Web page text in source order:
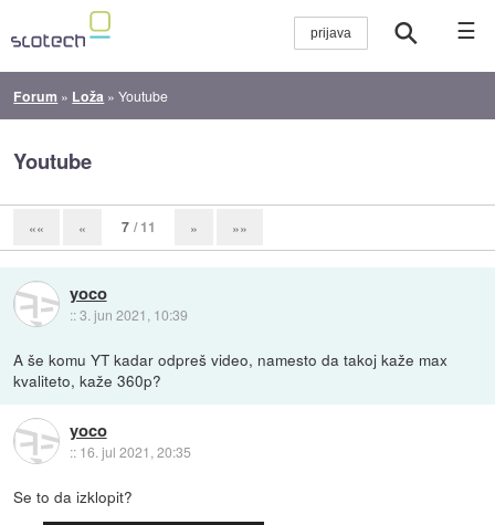
☰
Forum » Loža »Youtube
Youtube
«« « 7 / 11 » »»
yoco
::3. jun 2021, 10:39
A še komu YT kadar odpreš video, namesto da takoj kaže max
kvaliteto, kaže 360p?
yoco
:: 16. jul 2021, 20:35
Se to da izklopit?